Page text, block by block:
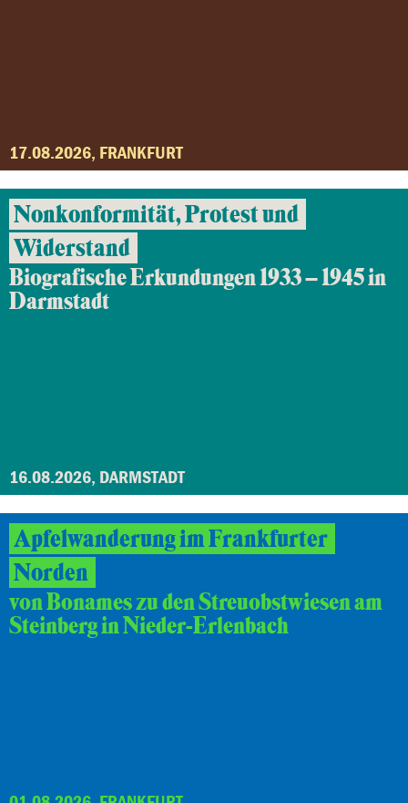
17.08.2026, FRANKFURT
Nonkonformität, Protest und
Widerstand
Biografische Erkundungen 1933 – 1945 in
Darmstadt
16.08.2026, DARMSTADT
Apfelwanderung im Frankfurter
Norden
von Bonames zu den Streuobstwiesen am
Steinberg in Nieder-Erlenbach